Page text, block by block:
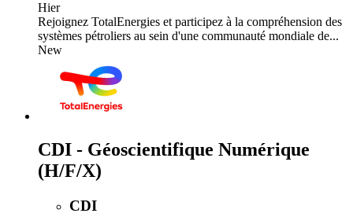
Hier
Rejoignez TotalEnergies et participez à la compréhension des
systèmes pétroliers au sein d'une communauté mondiale de...
New
CDI - Géoscientifique Numérique
(H/F/X)
CDI